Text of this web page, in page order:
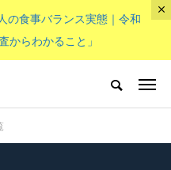
食事バランス実態｜令和
からわかること」